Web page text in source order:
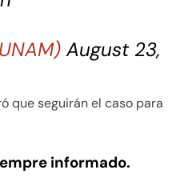
August 23,
que seguirán el caso para
informado.